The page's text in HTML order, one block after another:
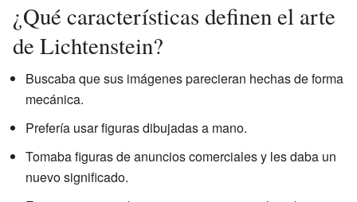
¿Qué características definen el arte
de Lichtenstein?
Buscaba que sus imágenes parecieran hechas de forma
mecánica.
Prefería usar figuras dibujadas a mano.
Tomaba figuras de anuncios comerciales y les daba un
nuevo significado.